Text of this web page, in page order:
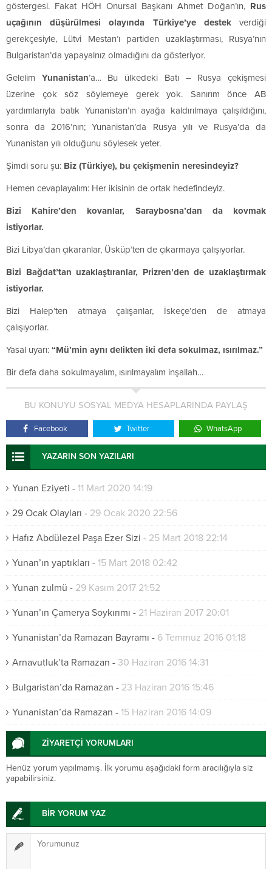
göstergesi. Fakat HÖH Onursal Başkanı Ahmet Doğan’ın, Rus
uçağının düşürülmesi olayında Türkiye’ye destekverdiği
gerekçesiyle, Lütvi Mestan’ı partiden uzaklaştırması, Rusya’nın
Bulgaristan’da yapayalnız olmadığını da gösteriyor.
Gelelim Yunanistan’a… Bu ülkedeki Batı – Rusya çekişmesi
üzerine çok söz söylemeye gerek yok. Sanırım önce AB
yardımlarıyla batık Yunanistan’ın ayağa kaldırılmaya çalışıldığını,
sonra da 2016’nın; Yunanistan’da Rusya yılı ve Rusya’da da
Yunanistan yılı olduğunu söylesek yeter.
Şimdi soru şu: Biz (Türkiye), bu çekişmenin neresindeyiz?
Hemen cevaplayalım: Her ikisinin de ortak hedefindeyiz.
Bizi Kahire’den kovanlar, Saraybosna’dan da kovmak
istiyorlar.
Bizi Libya’dan çıkaranlar, Üsküp’ten de çıkarmaya çalışıyorlar.
Bizi Bağdat’tan uzaklaştıranlar, Prizren’den de uzaklaştırmak
istiyorlar.
Bizi Halep’ten atmaya çalışanlar, İskeçe’den de atmaya
çalışıyorlar.
Yasal uyarı: “Mü’min aynı delikten iki defa sokulmaz, ısırılmaz.”
Bir defa daha sokulmayalım, ısırılmayalım inşallah…
BU KONUYU SOSYAL MEDYA HESAPLARINDA PAYLAŞ
Facebook Twitter WhatsApp
YAZARIN SON YAZILARI
Yunan Eziyeti - 11 Mart 2020 14:19
29 Ocak Olayları - 29 Ocak 2020 22:56
Hafız Abdülezel Paşa Ezer Sizi - 25 Mart 2018 22:14
Yunan’ın yaptıkları - 15 Mart 2018 02:42
Yunan zulmü - 29 Kasım 2017 21:52
Yunan’ın Çamerya Soykırımı - 21 Haziran 2017 20:01
Yunanistan’da Ramazan Bayramı - 6 Temmuz 2016 01:18
Arnavutluk’ta Ramazan - 30 Haziran 2016 14:31
Bulgaristan’da Ramazan - 23 Haziran 2016 15:46
Yunanistan’da Ramazan - 15 Haziran 2016 14:09
ZİYARETÇİ YORUMLARI
Henüz yorum yapılmamış. İlk yorumu aşağıdaki form aracılığıyla siz
yapabilirsiniz.
BİR YORUM YAZ